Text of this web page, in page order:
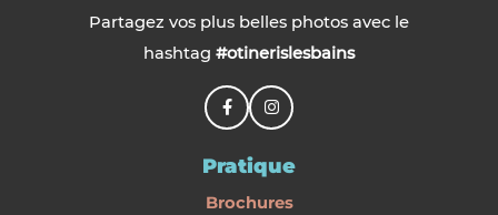
Partagez vos plus belles photos avec le
hashtag #otinerislesbains
Pratique
Brochures